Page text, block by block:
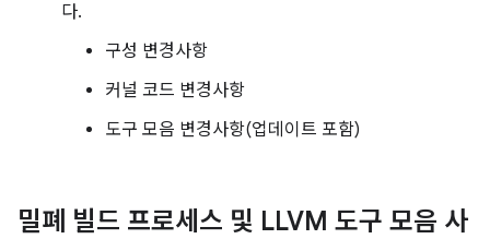
다.
구성 변경사항
커널 코드 변경사항
도구 모음 변경사항(업데이트 포함)
밀폐 빌드 프로세스 및 LLVM 도구 모음 사